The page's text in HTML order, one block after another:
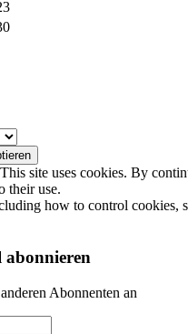
site uses cookies. By
their use.
how to control cookies,
Abonnenten an